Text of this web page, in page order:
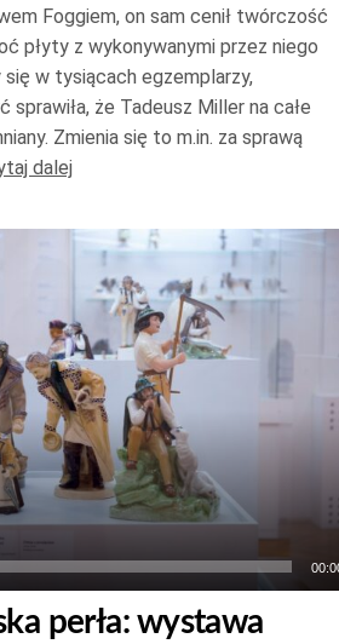
Foggiem, on sam cenił twórczość
płyty z wykonywanymi przez niego
się w tysiącach egzemplarzy,
że Tadeusz Miller na całe
Zmienia się to m.in. za sprawą
dalej
perła: wystawa